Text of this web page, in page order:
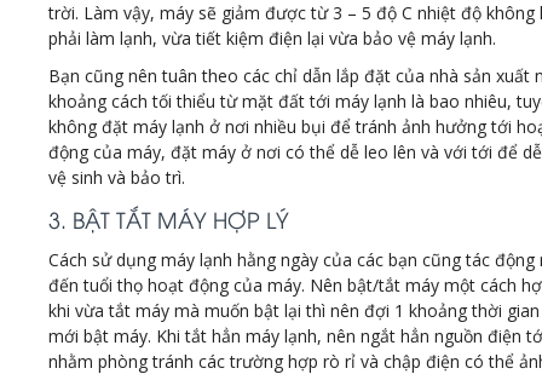
trời. Làm vậy, máy sẽ giảm được từ 3 – 5 độ C nhiệt độ không
phải làm lạnh, vừa tiết kiệm điện lại vừa bảo vệ máy lạnh.
Bạn cũng nên tuân theo các chỉ dẫn lắp đặt của nhà sản xuất
khoảng cách tối thiểu từ mặt đất tới máy lạnh là bao nhiêu,
không đặt máy lạnh ở nơi nhiều bụi để tránh ảnh hưởng tới
động của máy, đặt máy ở nơi có thể dễ leo lên và với tới để
vệ sinh và bảo trì.
3. BẬT TẮT MÁY HỢP LÝ
Cách sử dụng máy lạnh hằng ngày của các bạn cũng tác động
đến tuổi thọ hoạt động của máy. Nên bật/tắt máy một cách
khi vừa tắt máy mà muốn bật lại thì nên đợi 1 khoảng thời
mới bật máy. Khi tắt hẳn máy lạnh, nên ngắt hẳn nguồn điện
nhằm phòng tránh các trường hợp rò rỉ và chập điện có thể